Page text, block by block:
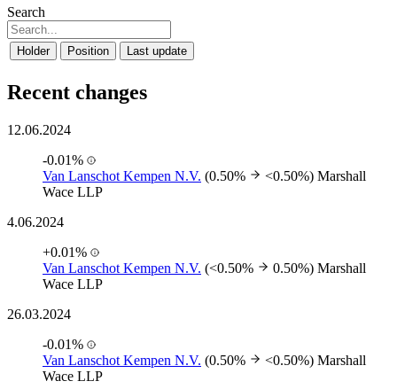
Search
Holder Position Last update
Recent changes
12.06.2024
-0.01%
Van Lanschot Kempen N.V. (0.50% <0.50%) Marshall
Wace LLP
4.06.2024
+0.01%
Van Lanschot Kempen N.V. (<0.50% 0.50%) Marshall
Wace LLP
26.03.2024
-0.01%
Van Lanschot Kempen N.V. (0.50% <0.50%) Marshall
Wace LLP